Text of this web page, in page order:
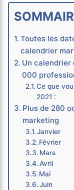
Toutes les
calendrier
Un calendrier
000
Ce que
2021 :
Plus de 280
marketing
Janvier
Février
Mars
Avril
Mai
Juin